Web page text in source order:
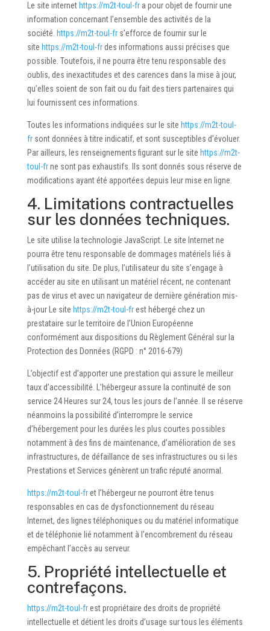
Le site internet https://m2t-toul-fr a pour objet de fournir une
information concernant l’ensemble des activités de la
société. https://m2t-toul-fr s’efforce de fournir sur le
site https://m2t-toul-fr des informations aussi précises que
possible. Toutefois, il ne pourra être tenu responsable des
oublis, des inexactitudes et des carences dans la mise à jour,
qu’elles soient de son fait ou du fait des tiers partenaires qui
lui fournissent ces informations.
Toutes les informations indiquées sur le site https://m2t-toul-
fr sont données à titre indicatif, et sont susceptibles d’évoluer.
Par ailleurs, les renseignements figurant sur le site https://m2t-
toul-fr ne sont pas exhaustifs. Ils sont donnés sous réserve de
modifications ayant été apportées depuis leur mise en ligne.
4. Limitations contractuelles
sur les données techniques.
Le site utilise la technologie JavaScript. Le site Internet ne
pourra être tenu responsable de dommages matériels liés à
l’utilisation du site. De plus, l’utilisateur du site s’engage à
accéder au site en utilisant un matériel récent, ne contenant
pas de virus et avec un navigateur de dernière génération mis-
à-jour Le site https://m2t-toul-fr est hébergé chez un
prestataire sur le territoire de l’Union Européenne
conformément aux dispositions du Règlement Général sur la
Protection des Données (RGPD : n° 2016-679)
L’objectif est d’apporter une prestation qui assure le meilleur
taux d’accessibilité. L’hébergeur assure la continuité de son
service 24 Heures sur 24, tous les jours de l’année. Il se réserve
néanmoins la possibilité d’interrompre le service
d’hébergement pour les durées les plus courtes possibles
notamment à des fins de maintenance, d’amélioration de ses
infrastructures, de défaillance de ses infrastructures ou si les
Prestations et Services génèrent un trafic réputé anormal.
https://m2t-toul-fr et l’hébergeur ne pourront être tenus
responsables en cas de dysfonctionnement du réseau
Internet, des lignes téléphoniques ou du matériel informatique
et de téléphonie lié notamment à l’encombrement du réseau
empêchant l’accès au serveur.
5. Propriété intellectuelle et
contrefaçons.
https://m2t-toul-fr est propriétaire des droits de propriété
intellectuelle et détient les droits d’usage sur tous les éléments